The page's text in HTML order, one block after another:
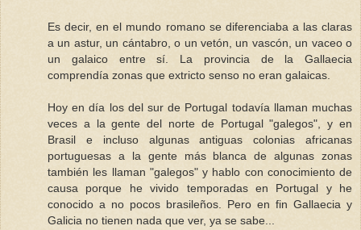
Es decir, en el mundo romano se diferenciaba a las claras
a un astur, un cántabro, o un vetón, un vascón, un vaceo o
un galaico entre sí. La provincia de la Gallaecia
comprendía zonas que extricto senso no eran galaicas.
Hoy en día los del sur de Portugal todavía llaman muchas
veces a la gente del norte de Portugal "galegos", y en
Brasil e incluso algunas antiguas colonias africanas
portuguesas a la gente más blanca de algunas zonas
también les llaman "galegos" y hablo con conocimiento de
causa porque he vivido temporadas en Portugal y he
conocido a no pocos brasileños. Pero en fin Gallaecia y
Galicia no tienen nada que ver, ya se sabe...